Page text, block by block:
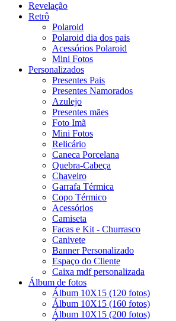
Revelação
Retrô
Polaroid
Polaroid dia dos pais
Acessórios Polaroid
Mini Fotos
Personalizados
Presentes Pais
Presentes Namorados
Azulejo
Presentes mães
Foto Imã
Mini Fotos
Relicário
Caneca Porcelana
Quebra-Cabeça
Chaveiro
Garrafa Térmica
Copo Térmico
Acessórios
Camiseta
Facas e Kit - Churrasco
Canivete
Banner Personalizado
Espaço do Cliente
Caixa mdf personalizada
Álbum de fotos
Álbum 10X15 (120 fotos)
Álbum 10X15 (160 fotos)
Álbum 10X15 (200 fotos)